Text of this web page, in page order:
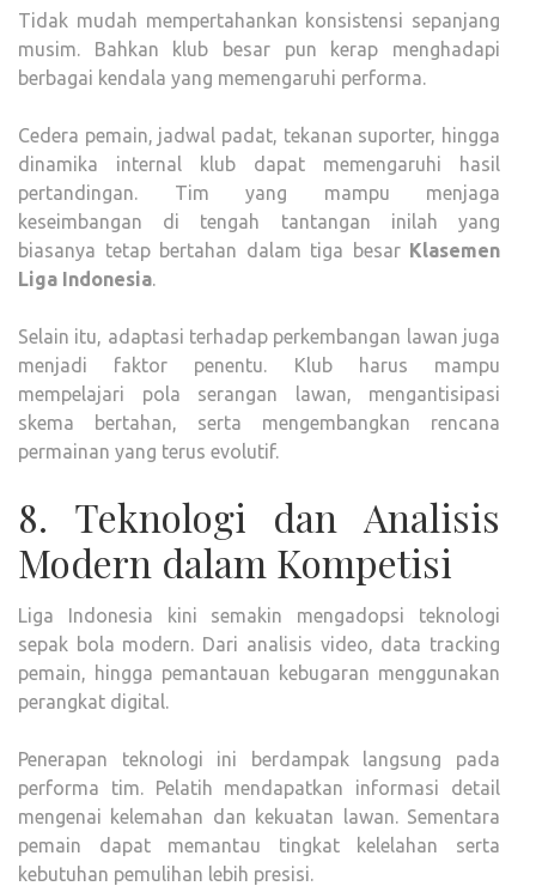
Tidak mudah mempertahankan konsistensi sepanjang
musim. Bahkan klub besar pun kerap menghadapi
berbagai kendala yang memengaruhi performa.
Cedera pemain, jadwal padat, tekanan suporter, hingga
dinamika internal klub dapat memengaruhi hasil
pertandingan. Tim yang mampu menjaga
keseimbangan di tengah tantangan inilah yang
biasanya tetap bertahan dalam tiga besar Klasemen
Liga Indonesia.
Selain itu, adaptasi terhadap perkembangan lawan juga
menjadi faktor penentu. Klub harus mampu
mempelajari pola serangan lawan, mengantisipasi
skema bertahan, serta mengembangkan rencana
permainan yang terus evolutif.
8. Teknologi dan Analisis
Modern dalam Kompetisi
Liga Indonesia kini semakin mengadopsi teknologi
sepak bola modern. Dari analisis video, data tracking
pemain, hingga pemantauan kebugaran menggunakan
perangkat digital.
Penerapan teknologi ini berdampak langsung pada
performa tim. Pelatih mendapatkan informasi detail
mengenai kelemahan dan kekuatan lawan. Sementara
pemain dapat memantau tingkat kelelahan serta
kebutuhan pemulihan lebih presisi.